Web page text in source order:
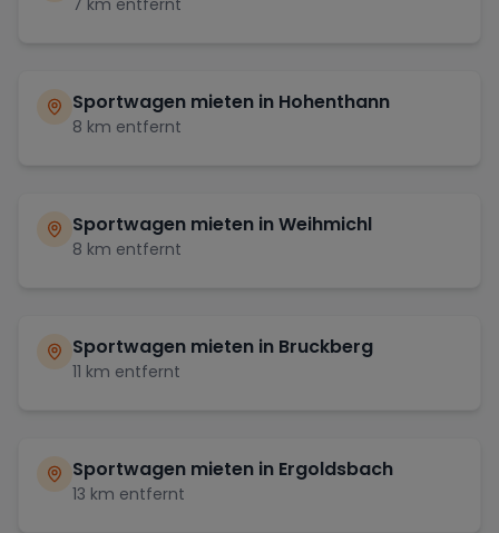
7 km entfernt
Sportwagen mieten in Hohenthann
8 km entfernt
Sportwagen mieten inWeihmichl
8 km entfernt
Sportwagen mieten in Bruckberg
11 km entfernt
Sportwagen mieten in Ergoldsbach
13 km entfernt